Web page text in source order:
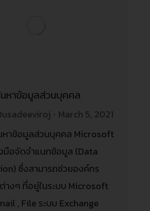
หาข้อมูลส่วนบุคคล
March 5, 2021
หาข้อมูลส่วนบุคคล Microsoft
มือจัดจำแนกข้อมูล (Data
ซึ่งสามารถช่วยองค์กร
างๆ ที่อยู่ในระบบ Microsoft
, File ระบบ Exchange